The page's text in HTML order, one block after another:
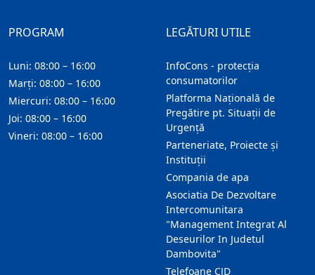
LEGĂTURI UTILE
InfoCons - protecția
consumatorilor
Platforma Națională de
Pregătire pt. Situații de
Urgență
Parteneriate, Proiecte și
Instituții
Compania de apa
Asociatia De Dezvoltare
Intercomunitara
"Management Integrat Al
Deseurilor In Judetul
Dambovita"
Telefoane CJD
PROGRAM
Luni: 08:00 – 16:00
Marți: 08:00 – 16:00
Miercuri: 08:00 – 16:00
Joi: 08:00 – 16:00
Vineri: 08:00 – 16:00